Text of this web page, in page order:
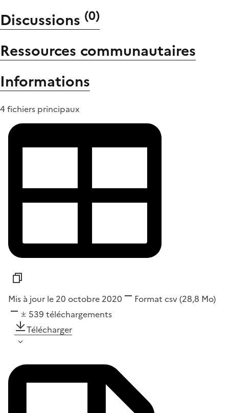
Discussions (0)
Ressources communautaires
Informations
4 fichiers principaux
Mis à jour le 20 octobre 2020 Format csv(28,8 Mo)
539 téléchargements
Télécharger